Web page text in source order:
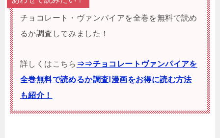
チョコレート・ヴァンパイアを全巻を無料で読め
るか調査してみました！
詳しくはこちら ⇒⇒チョコレートヴァンパイアを
全巻無料で読めるか調査!漫画をお得に読む方法
も紹介！